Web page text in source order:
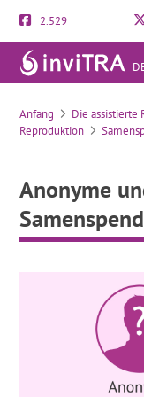
2.529
Anfang Die assistierte
Reproduktion
Anonyme